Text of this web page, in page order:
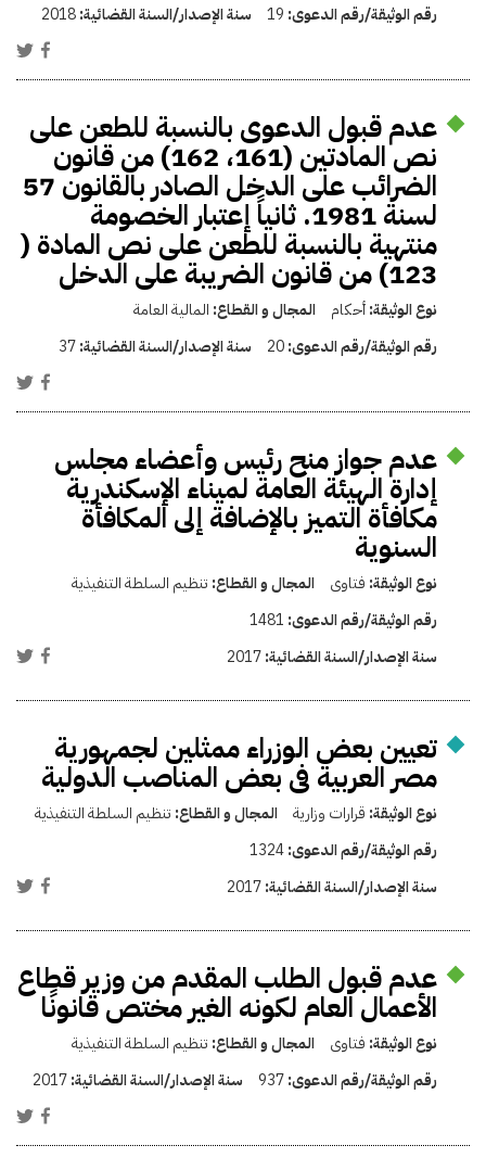
رقم الوثيقة/رقم الدعوى: 19 سنة الإصدار/السنة القضائية:2018
عدم قبول الدعوى بالنسبة للطعن على
نص المادتين (161، 162) من قانون
الضرائب على الدخل الصادر بالقانون 57
لسنة 1981. ثانياً إعتبار الخصومة
منتهية بالنسبة للطعن على نص المادة (
123) من قانون الضريبة على الدخل
نوع الوثيقة:أحكام المجال و القطاع: المالية العامة
رقم الوثيقة/رقم الدعوى:20 سنة الإصدار/السنة القضائية:37
عدم جواز منح رئيس وأعضاء مجلس
إدارة الهيئة العامة لميناء الإسكندرية
مكافأة التميز بالإضافة إلى المكافأة
السنوية
نوع الوثيقة: فتاوى المجال و القطاع: تنظيم السلطة التنفيذية
رقم الوثيقة/رقم الدعوى: 1481
سنة الإصدار/السنة القضائية:2017
تعيين بعض الوزراء ممثلين لجمهورية
مصر العربية فى بعض المناصب الدولية
نوع الوثيقة: قرارات وزارية المجال و القطاع: تنظيم السلطة التنفيذية
رقم الوثيقة/رقم الدعوى:1324
سنة الإصدار/السنة القضائية:2017
عدم قبول الطلب المقدم من وزير قطاع
الأعمال العام لكونه الغير مختص قانونًا
نوع الوثيقة: فتاوى المجال و القطاع: تنظيم السلطة التنفيذية
رقم الوثيقة/رقم الدعوى:937 سنة الإصدار/السنة القضائية:2017